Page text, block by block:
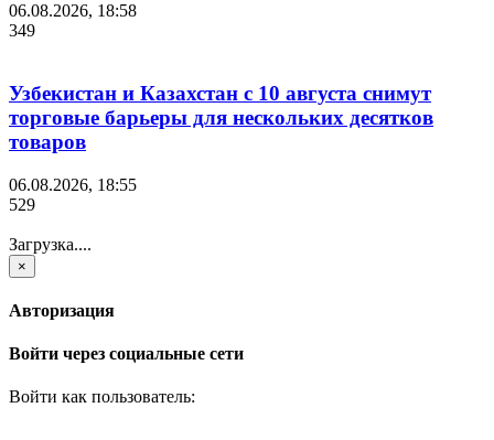
06.08.2026, 18:58
349
Узбекистан и Казахстан с 10 августа снимут
торговые барьеры для нескольких десятков
товаров
06.08.2026, 18:55
529
Загрузка....
×
Авторизация
Войти через социальные сети
Войти как пользователь: